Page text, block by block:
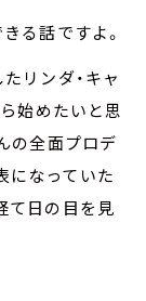
る話ですよ。
リンダ・キャ
始めたいと思
の全面プロデ
になっていた
て日の目を見